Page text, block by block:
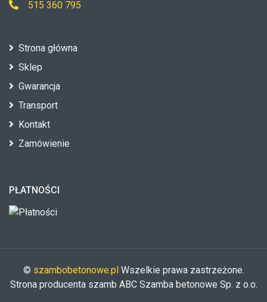
515 360 795
Strona główna
Sklep
Gwarancja
Transport
Kontakt
Zamówienie
PŁATNOŚCI
© szambobetonowe.plWszelkie prawa zastrzeżone.
Strona producenta szamb ABC Szamba betonowe Sp. z o.o.